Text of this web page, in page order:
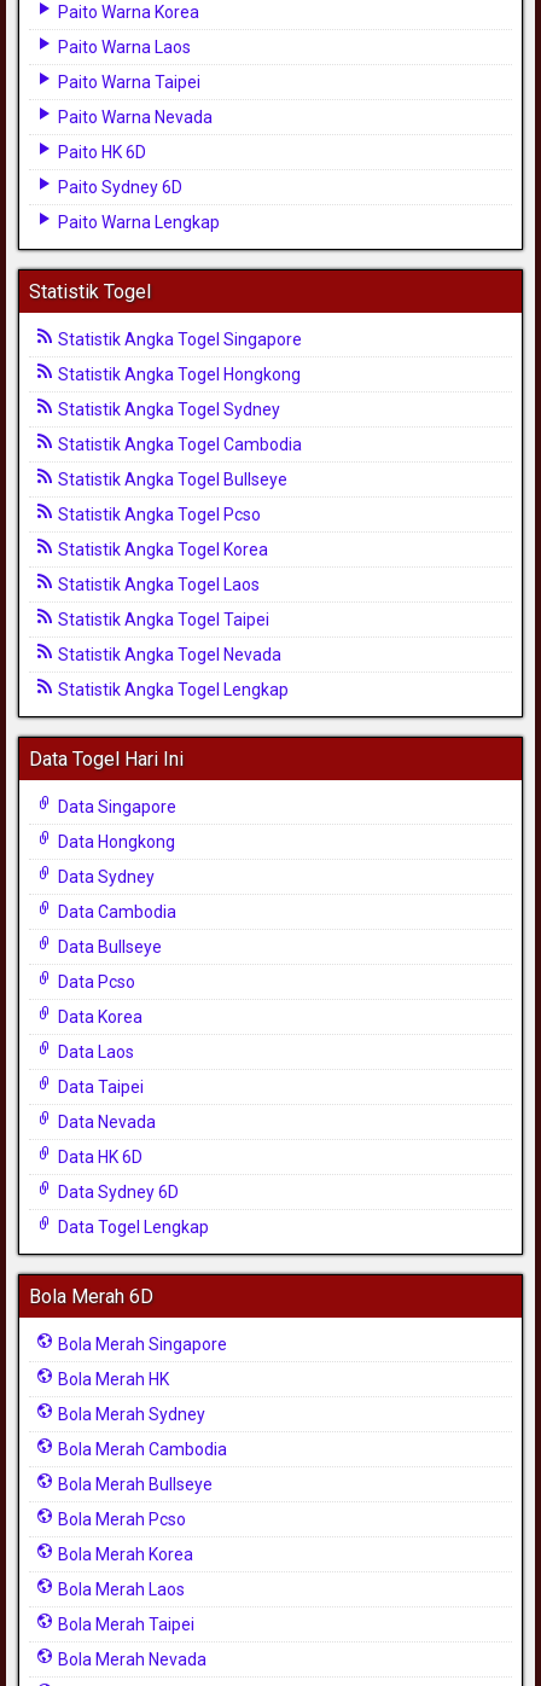
Paito Warna Korea
Paito Warna Laos
Paito Warna Taipei
Paito Warna Nevada
Paito HK 6D
Paito Sydney 6D
Paito Warna Lengkap
Statistik Togel
Statistik Angka Togel Singapore
Statistik Angka Togel Hongkong
Statistik Angka Togel Sydney
Statistik Angka Togel Cambodia
Statistik Angka Togel Bullseye
Statistik Angka Togel Pcso
Statistik Angka Togel Korea
Statistik Angka Togel Laos
Statistik Angka Togel Taipei
Statistik Angka Togel Nevada
Statistik Angka Togel Lengkap
Data Togel Hari Ini
Data Singapore
Data Hongkong
Data Sydney
Data Cambodia
Data Bullseye
Data Pcso
Data Korea
Data Laos
Data Taipei
Data Nevada
Data HK 6D
Data Sydney 6D
Data Togel Lengkap
Bola Merah 6D
Bola Merah Singapore
Bola Merah HK
Bola Merah Sydney
Bola Merah Cambodia
Bola Merah Bullseye
Bola Merah Pcso
Bola Merah Korea
Bola Merah Laos
Bola Merah Taipei
Bola Merah Nevada